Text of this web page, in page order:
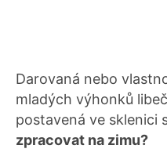
Darovaná nebo
mladých výhonků
postavená ve sklenici
zpracovat na zimu?